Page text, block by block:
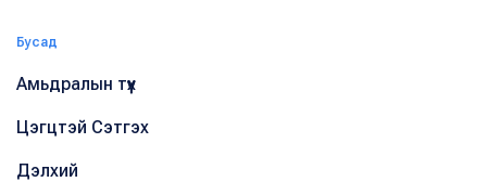
Бусад
Амьдралын түүх
Цэгцтэй Сэтгэх
Дэлхий